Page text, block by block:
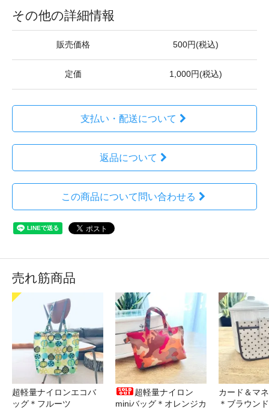
その他の詳細情報
販売価格 500円(税込)
定価 1,000円(税込)
支払い・配送について
返品について
この商品について問い合わせる
売れ筋商品
超軽量ナイロンエコバ
ッグ＊フルーツ
超軽量ナイロン
miniバッグ＊オレンジカ
カード＆マ
＊ブラウン